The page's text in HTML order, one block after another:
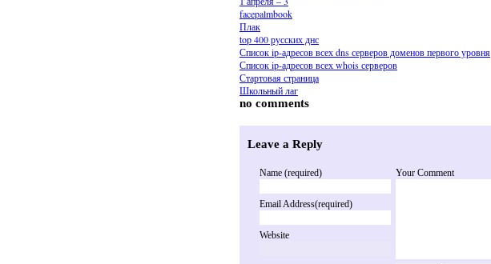
facepalmbook
Плак
top 400 русских днс
Список ip-адресов всех dns серверов доменов первого уровня
Список ip-адресов всех whois серверов
Стартовая страница
Школьный лаг
no comments
Leave a Reply
Name (required)
Email Address(required)
Website
Your Comment